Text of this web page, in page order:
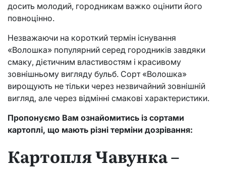
досить молодий, городникам важко оцінити його
повноцінно.
Незважаючи на короткий термін існування
«Волошка» популярний серед городників завдяки
смаку, дієтичним властивостям і красивому
зовнішньому вигляду бульб. Сорт «Волошка»
вирощують не тільки через незвичайний зовнішній
вигляд, але через відмінні смакові характеристики.
Пропонуємо Вам ознайомитись із сортами
картоплі, що мають різні терміни дозрівання:
Картопля Чавунка –